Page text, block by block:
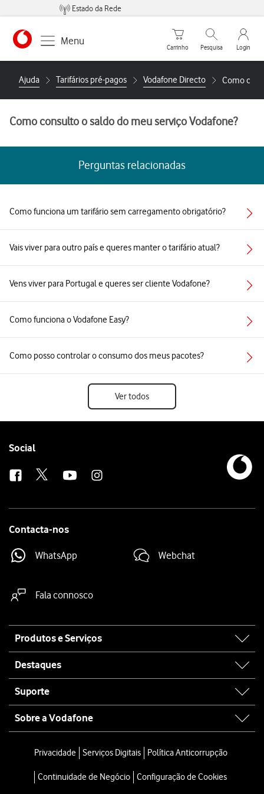
Estado da Rede
https://www.vodafone.pt
Menu
Carrinho de compras
Carrinho
Pesquisar
Pesquisa
My
Login
Ajuda Tarifários pré-pagos Vodafone Directo Como
Como consulto o saldo do meu serviço Vodafone?
Perguntas relacionadas
Como funciona um tarifário sem carregamento obrigatório?
Vais viver para outro país e queres manter o tarifário atual?
Vens viver para Portugal e queres ser cliente Vodafone?
Como funciona o Vodafone Easy?
Como posso controlar o consumo dos meus pacotes?
Ver todos
Follow
Social
Contacta-nos
WhatsApp Webchat
Fala connosco
map
Produtos e Serviços
Destaques
Suporte
Sobre a Vodafone
Privacidade Serviços Digitais Política Anticorrupção
Continuidade de Negócio Configuração de Cookies